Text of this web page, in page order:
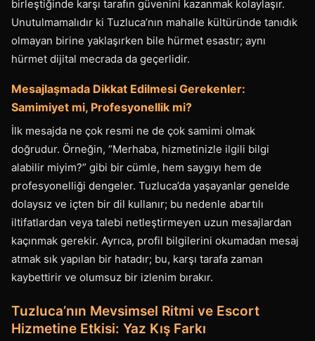
birleştiğinde karşı tarafın güvenini kazanmak kolaylaşır.
Unutulmamalıdır ki Tuzluca’nın mahalle kültüründe tanıdık
olmayan birine yaklaşırken bile hürmet esastır; aynı
hürmet dijital mecrada da geçerlidir.
Mesajlaşmada Dikkat Edilmesi Gerekenler:
Samimiyet mi, Profesyonellik mi?
İlk mesajda ne çok resmi ne de çok samimi olmak
doğrudur. Örneğin, “Merhaba, hizmetinizle ilgili bilgi
alabilir miyim?” gibi bir cümle, hem saygıyı hem de
profesyonelliği dengeler. Tuzluca’da yaşayanlar genelde
dolaysız ve içten bir dil kullanır; bu nedenle abartılı
iltifatlardan veya talebi netleştirmeyen uzun mesajlardan
kaçınmak gerekir. Ayrıca, profil bilgilerini okumadan mesaj
atmak sık yapılan bir hatadır; bu, karşı tarafa zaman
kaybettirir ve olumsuz bir izlenim bırakır.
Tuzluca’nın Mevsimsel Ritmi ve Escort
Hizmetine Etkisi: Yaz Kış Farkı